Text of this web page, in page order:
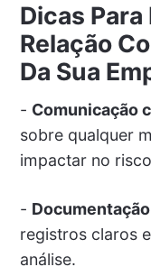
Dicas
Relação
Da Sua
- Comunicação
sobre qualquer
impactar no
-
registros claros
análise.